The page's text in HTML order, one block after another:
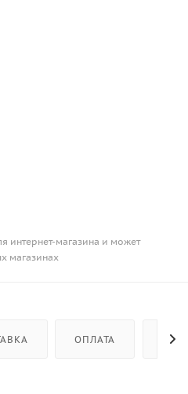
интернет-магазина и может
магазинах
ОПЛАТА